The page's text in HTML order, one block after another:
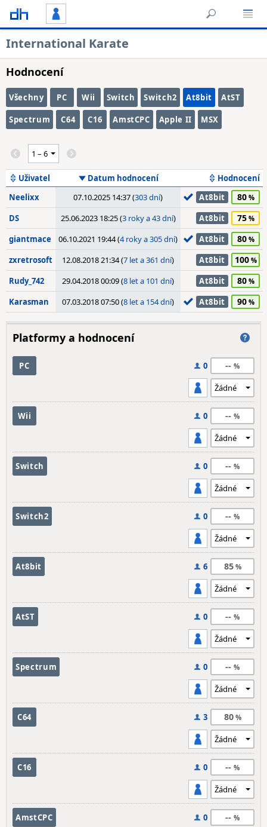
International Karate
Hodnocení
Všechny PC Wii Switch Switch2 At8bit AtST
Spectrum C64 C16 AmstCPC Apple II MSX
Uživatel Datum hodnocení
Hodnocení
Neelixx
07.10.2025 14:37 (303 dní) At8bit 80
DS 25.06.2023 18:25 (3 roky a 43 dní) At8bit 75
giantmace 06.10.2021 19:44 (4 roky a 305 dní) At8bit 80
zxretrosoft 12.08.2018 21:34 (7 let a 361 dní) At8bit 100
Rudy_742 29.04.2018 00:09 (8 let a 101 dní) At8bit 80
Karasman 07.03.2018 07:50 (8 let a 154 dní) At8bit 90
Platformy a hodnocení
PC 0 --
Wii 0 --
Switch 0 --
Switch2 0 --
At8bit 6 85
AtST 0 --
Spectrum 0 --
C64 3 80
C16 0 --
AmstCPC 0 --